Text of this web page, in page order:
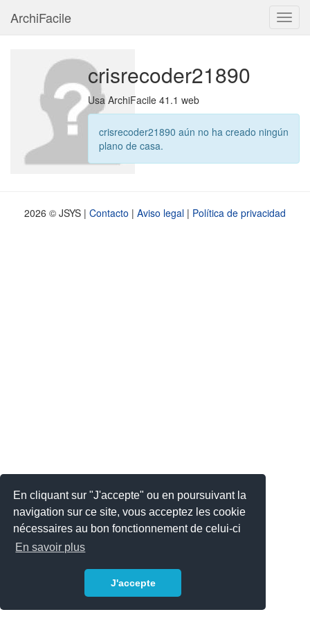
En cliquant sur "J'accepte" ou en poursuivant la
navigation sur ce site, vous acceptez les cookie
nécessaires au bon fonctionnement de celui-ci
En savoir plus
J'accepte
ArchiFacile
crisrecoder21890
Usa ArchiFacile 41.1 web
crisrecoder21890 aún no ha creado ningún
plano de casa.
2026 © JSYS | Contacto | Aviso legal | Política de privacidad